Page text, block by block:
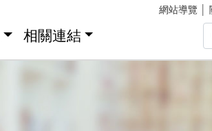
網站導覽
相關連結